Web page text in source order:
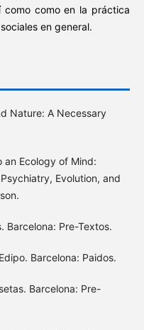
como como en la práctica
en general.
Nature: A Necessary
an Ecology of Mind:
Evolution, and
Barcelona: Pre-Textos.
Barcelona: Paidos.
Barcelona: Pre-